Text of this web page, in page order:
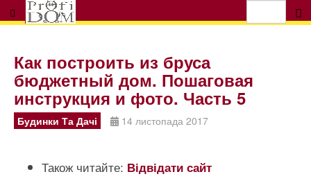
Как построить из бруса
бюджетный дом. Пошаговая
инструкция и фото. Часть 5
Будинки Та Дачі 14 листопада 2017
Також читайте: Відвідати сайт